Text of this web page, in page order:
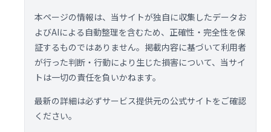
本ページの情報は、当サイトが独自に収集したデータお
よびAIによる自動整理を含むため、正確性・完全性を保
証するものではありません。掲載内容に基づいて利用者
が行った判断・行動により生じた損害について、当サイ
トは一切の責任を負いかねます。
最新の詳細は必ずサービス提供元の公式サイトをご確認
ください。